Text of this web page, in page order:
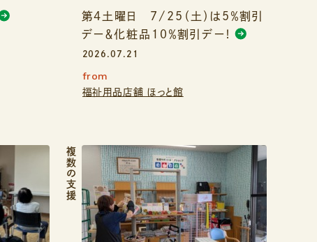
第４土曜日 7/25（土）は5％割引
デー＆化粧品１０％割引デー！
2026.07.21
from
福祉用品店舗 ほっと館
複数の支援